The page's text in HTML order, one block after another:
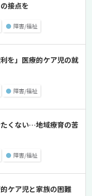
接点を
● 障害/福祉
を」医療的ケア児の就
● 障害/福祉
くない…地域療育の苦
● 障害/福祉
ケア児と家族の困難